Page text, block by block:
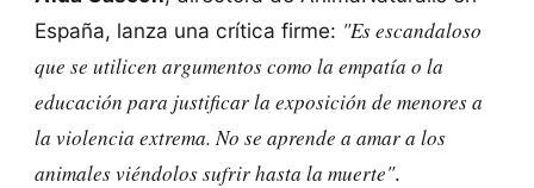
España, lanza una crítica firme: "Es escandaloso
que se utilicen argumentos como la empatía o la
educación para justificar la exposición de menores a
la violencia extrema. No se aprende a amar a los
animales viéndolos sufrir hasta la muerte".